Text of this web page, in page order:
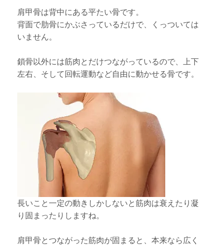
肩甲骨は背中にある平たい骨です。
背面で肋骨にかぶさっているだけで、くっついては
いません。
鎖骨以外には筋肉とだけつながっているので、上下
左右、そして回転運動など自由に動かせる骨です。
長いこと一定の動きしかしないと筋肉は衰えたり凝
り固まったりしますね。
肩甲骨とつながった筋肉が固まると、本来なら広く